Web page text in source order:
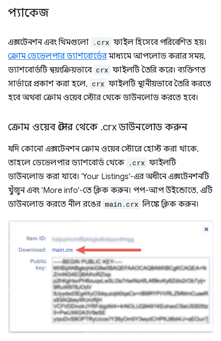
প্যাকেজ
এক্সটেনশন এবং থিমগুলো .crx ফাইল হিসেবে পরিবেশিত হয়।
ক্রোম ডেভেলপার ড্যাশবোর্ডেরমাধ্যমে আপলোড করার সময়,
ড্যাশবোর্ডটি স্বয়ংক্রিয়ভাবে crx ফাইলটি তৈরি করে। ব্যক্তিগত
সার্ভারে প্রকাশ করা হলে, crx ফাইলটি স্থানীয়ভাবে তৈরি করতে
হবে অথবা ক্রোম ওয়েব স্টোর থেকে ডাউনলোড করতে হবে।
ক্রোম ওয়েব স্টোর থেকে .crx ডাউনলোড করুন
যদি কোনো এক্সটেনশন ক্রোম ওয়েব স্টোরে হোস্ট করা থাকে,
তাহলে ডেভেলপার ড্যাশবোর্ড থেকে .crx ফাইলটি
ডাউনলোড করা যাবে। 'Your Listings'-এর অধীনে এক্সটেনশনটি
খুঁজুন এবং 'More info'-তে ক্লিক করুন। পপ-আপ উইন্ডোতে, এটি
ডাউনলোড করতে নীল রঙের main.crx লিঙ্কে ক্লিক করুন।